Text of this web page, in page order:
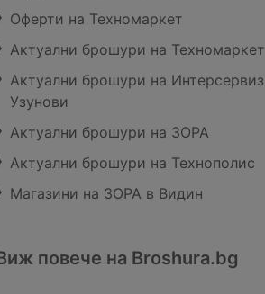
Оферти на Техномаркет
Актуални брошури на Техномаркет
Актуални брошури на Интерсервиз
Узунови
Актуални брошури на ЗОРА
Актуални брошури на Технополис
Магазини на ЗОРА в Видин
повече на Broshura.bg